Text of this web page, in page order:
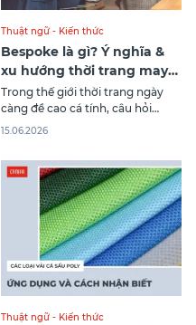
Thuật ngữ - Kiến thức
Bespoke là gì? Ý nghĩa &
xu hướng thời trang may
đo cao cấp
Trong thế giới thời trang ngày
càng đề cao cá tính, câu hỏi
Bespoke là gì đang trở thành chủ
Không chỉ dừng lại ở quần áo,
hàng bespoke còn xuất hiện
trong nhiều lĩnh vực từ nội thất
đến lifestyle. Với vai trò
15.06.2026
Thuật ngữ - Kiến thức